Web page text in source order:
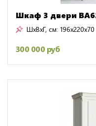
Шкаф 3 двери
ШxВxГ, см: 196x220x70
300 000 руб